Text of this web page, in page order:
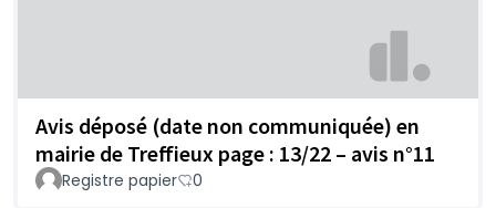
Avis déposé (date non communiquée) en
mairie de Treffieux page : 13/22 – avis n°11
Registre papier 0